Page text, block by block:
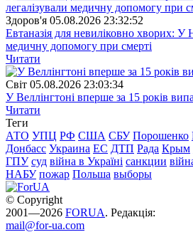
Здоров'я 05.08.2026 23:32:52
Евтаназія для невиліковно хворих: У
медичну допомогу при смерті
Читати
Свiт 05.08.2026 23:03:34
У Веллінгтоні вперше за 15 років
Читати
Теги
АТО УПЦ РФ США СБУ Порошенко
Донбасс Украина ЕС ДТП Рада Крым
ГПУ суд війна в Україні санкции
НАБУ пожар Польша выборы
© Copyright
2001—2026 FORUA. Редакція:
mail@for-ua.com